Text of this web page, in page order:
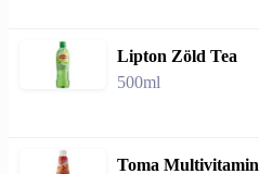
Lipton Zöld Tea
500ml
Toma Multivitamin